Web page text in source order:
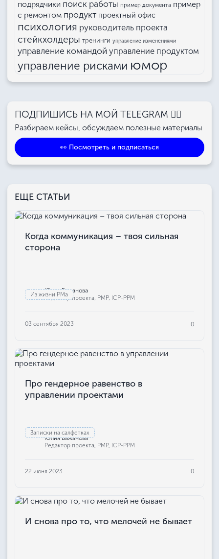
подрядчики поиск работы пример документа пример
с ремонтом продукт проектный офис
психология руководитель проекта
стейкхолдеры тренинги управление изменениями
управление командой управление продуктом
управление рисками юмор
ПОДПИШИСЬ НА МОЙ TELEGRAM 👉🏻
Разбираем кейсы, обсуждаем полезные материалы
👀 Посмотреть и подписаться
ЕЩЕ СТАТЬИ
Из жизни РМа
Когда коммуникация – твоя сильная
сторона
Юлия Бажанова
Редактор проекта, РМР, ICP-PPM
03 сентября 2023 0
Записки на салфетках
Про гендерное равенство в
управлении проектами
Юлия Бажанова
Редактор проекта, РМР, ICP-PPM
22 июня 2023 0
И снова про то, что мелочей не бывает